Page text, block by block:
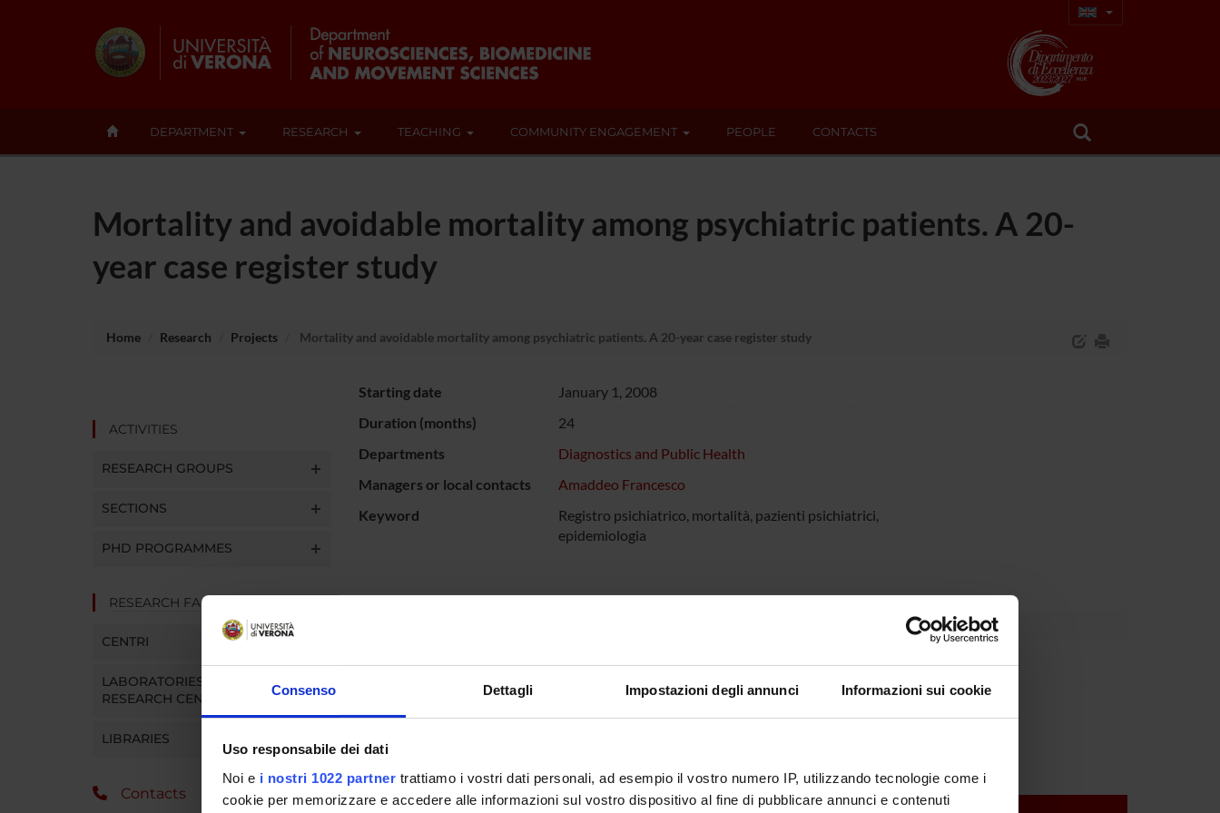
Consenso Dettagli Impostazioni degli annunci Informazioni sui cookie
Uso responsabile dei dati
Noi e i nostri 1022 partner trattiamo i vostri dati personali, ad esempio il vostro numero IP, utilizzando tecnologie come i
cookie per memorizzare e accedere alle informazioni sul vostro dispositivo al fine di pubblicare annunci e contenuti
DEPARTMENT RESEARCH TEACHING COMMUNITY ENGAGEMENT PEOPLE CONTACTS
Mortality and avoidable mortality among psychiatric patients. A 20-
year case register study
Home Research Projects Mortality and avoidable mortality among psychiatric patients. A 20-year case register study
ACTIVITIES
RESEARCH GROUPS
SECTIONS
PHD PROGRAMMES
RESEARCH FACILITIES
CENTRI
LABORATORIES AND
RESEARCH CENTRES
LIBRARIES
Contacts
Starting date
January 1, 2008
Duration (months)
24
Departments
Diagnostics and Public Health
Managers or local contacts
Amaddeo Francesco
Keyword
Registro psichiatrico, mortalità, pazienti psichiatrici,
epidemiologia
Francesco Amaddeo Full Professor
Full Professor
Laura Grigoletti
Alberto Rossi